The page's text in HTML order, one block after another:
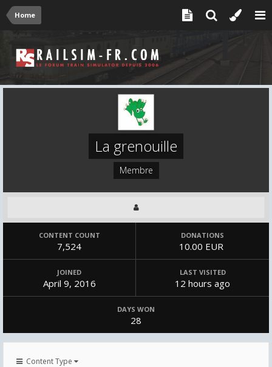
Home
La grenouille
Membre
CONTENT COUNT
7,524
DONATIONS
10.00 EUR
JOINED
April 9, 2016
LAST VISITED
12 hours ago
DAYS WON
28
Content Type